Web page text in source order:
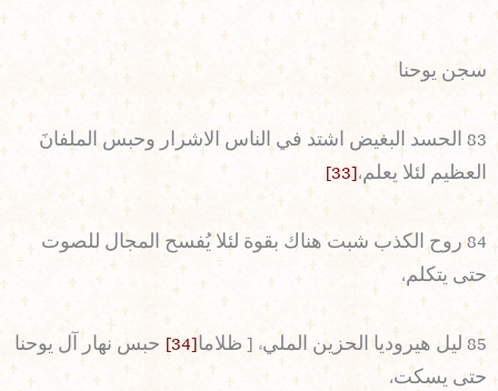
سجن يوحنا
83 الحسد البغيض اشتد في الناس الاشرار وحبس الملفانَ
العظيم لئلا يعلم، [33]
84 روح الكذب شبت هناك بقوة لئلا يُفسح المجال للصوت
حتى يتكلم،
85 ليل هيروديا الحزين المليء [ ظلاما [34]
حبس نهار آل يوحنا
حتى يسكت،